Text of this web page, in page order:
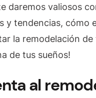
invitados
con
un
funcional
moderno
daremos valiosos
y tendencias, cómo
la remodelación
de tus sueños!
al